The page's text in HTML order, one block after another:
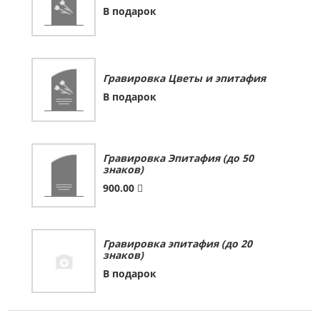
В подарок
Гравировка Цветы и эпитафия
В подарок
Гравировка Эпитафия (до 50
знаков)
900.00
Гравировка эпитафия (до 20
знаков)
В подарок